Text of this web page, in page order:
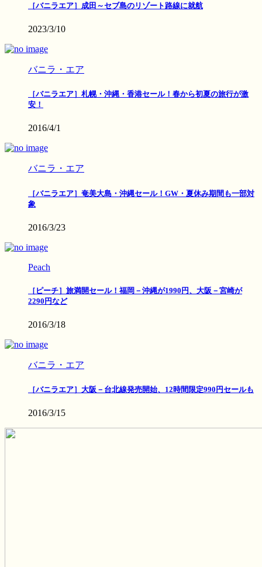
［バニラエア］成田～セブ島のリゾート路線に就航
2023/3/10
バニラ・エア
［バニラエア］札幌・沖縄・香港セール！春から初夏の旅行が激
安！
2016/4/1
バニラ・エア
［バニラエア］奄美大島・沖縄セール！GW・夏休み期間も一部対
象
2016/3/23
Peach
［ピーチ］旅満開セール！福岡－沖縄が1990円、大阪－宮崎が
2290円など
2016/3/18
バニラ・エア
［バニラエア］大阪－台北線発売開始、12時間限定990円セールも
2016/3/15